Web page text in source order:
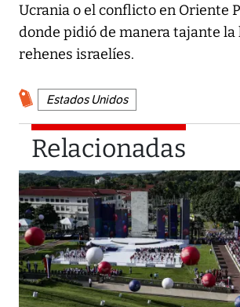
Ucrania o el conflicto en Oriente
donde pidió de manera tajante la
rehenes israelíes.
Estados Unidos
Relacionadas